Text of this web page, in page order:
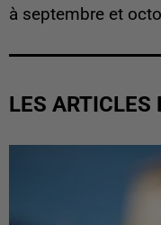
à septembre et
LES ARTICLES